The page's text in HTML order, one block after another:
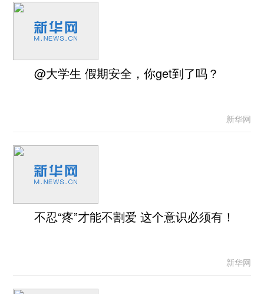
@大学生 假期安全，你get到了吗？
新华网
不忍“疼”才能不割爱 这个意识必须有！
新华网